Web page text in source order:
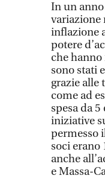
In un
variazione
inflazione
potere
che hanno
sono stati
grazie alle
come ad
spesa da
iniziative
permesso
soci erano
anche
e Massa-